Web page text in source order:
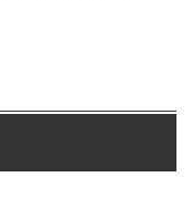
用目的を明確
正な手段によ